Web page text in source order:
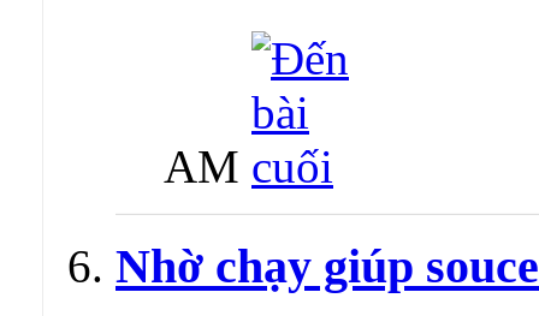
AM
Nhờ chạy giúp